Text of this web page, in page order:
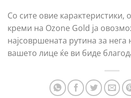
Со сите овие карактеристики,
креми на Ozone Gold ја
најсовршената рутина за нега
вашето лице ќе ви биде